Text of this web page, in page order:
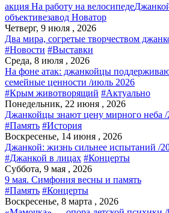
акция На работу на велосипеде
объективезавод Новатор
Четверг, 9 июля , 2026
Два мира, согретые творчеством
#Новости #Выставки
Среда, 8 июля , 2026
На фоне атак: джанкойцы
семейные ценности /июль 2026
#Крым животворящий #Актуально
Понедельник, 22 июня , 2026
Джанкойцы знают цену мирного неба /
#Память #История
Воскресенье, 14 июня , 2026
Джанкой: жизнь сильнее испытаний /
#Джанкой в лицах #Концерты
Суббота, 9 мая , 2026
9 мая. Симфония весны и память
#Память #Концерты
Воскресенье, 8 марта , 2026